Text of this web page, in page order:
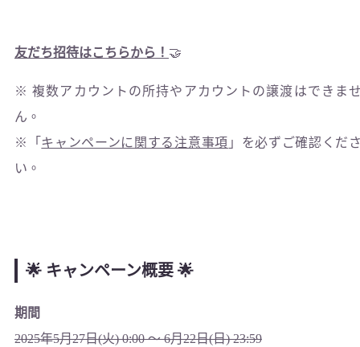
友だち招待はこちらから！ 🤝
※ 複数アカウントの所持やアカウントの譲渡はできま
ん。
※「 キャンペーンに関する注意事項 」を必ずご確認くだ
い。
🌟 キャンペーン概要 🌟
期間
2025年5月27日(火) 0:00 ～ 6月22日(日) 23:59